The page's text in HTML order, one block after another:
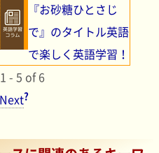
『お砂糖ひとさじ
で』のタイトル英語
で楽しく英語学習！
- 5 of 6
Next?